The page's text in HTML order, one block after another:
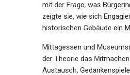
mit der Frage, was
zeigte sie, wie sich
historischen Gebäude ein
Mittagessen und
der Theorie das
Austausch,